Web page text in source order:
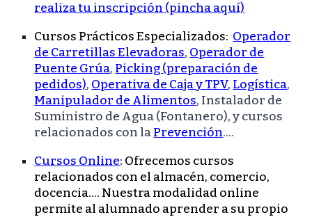
realiza tu inscripción (pincha aquí)
Cursos Prácticos Especializados: Operador
de Carretillas Elevadoras, Operador de
Puente Grúa, Picking (preparación de
pedidos), Operativa de Caja y TPV, Logística,
Manipulador de Alimentos, Instalador de
Suministro de Agua (Fontanero), y cursos
relacionados con laPrevención....
Cursos Online: Ofrecemos cursos
relacionados con el almacén, comercio,
docencia.... Nuestra modalidad online
permite al alumnado aprender a su propio